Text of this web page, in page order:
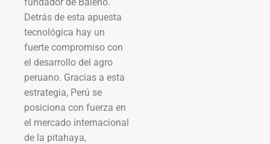
Detrás de esta apuesta
tecnológica hay un
fuerte compromiso con
el desarrollo del agro
peruano. Gracias a esta
estrategia, Perú se
posiciona con fuerza en
el mercado internacional
de la pitahaya,